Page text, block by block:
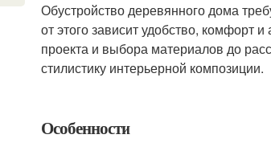
Обустройство деревянного дома
от этого зависит удобство, комфорт
проекта и выбора материалов до
стилистику интерьерной композиции.
Особенности